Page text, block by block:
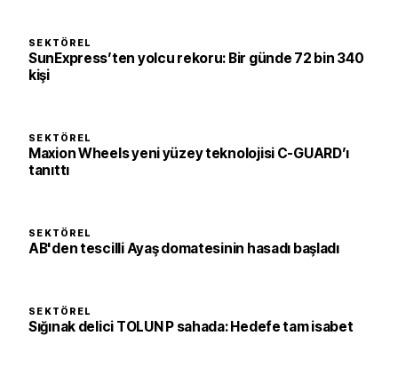
SEKTÖREL
SunExpress’ten yolcu rekoru: Bir günde 72 bin 340
kişi
SEKTÖREL
Maxion Wheels yeni yüzey teknolojisi C-GUARD’ı
tanıttı
SEKTÖREL
AB'den tescilli Ayaş domatesinin hasadı başladı
SEKTÖREL
Sığınak delici TOLUN P sahada: Hedefe tam isabet